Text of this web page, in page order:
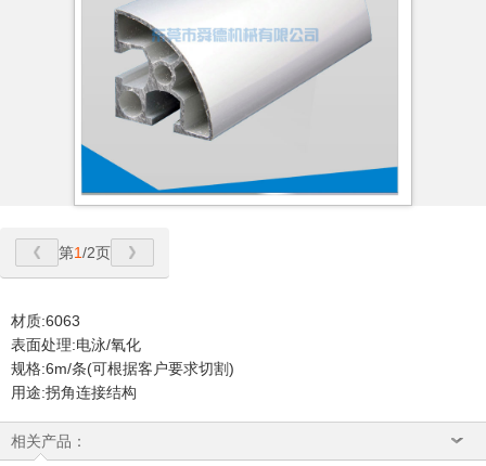
第1/2页
材质:6063
表面处理:电泳/氧化
规格:6m/条(可根据客户要求切割)
用途:拐角连接结构
相关产品：